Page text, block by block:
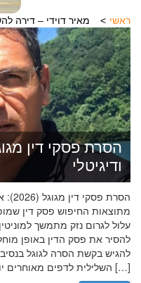
ראשי מאיר דוידי – דירה
הסרת פסקי דין
ודיגיטלי
מתוצאות החיפוש פסק דין
עלול לגרום נזק מתמשך
להסיר את פסק הדין באופן
להגיש בקשת הסרה לגוגל
השלילית לדפים מאוחרים יותר […]